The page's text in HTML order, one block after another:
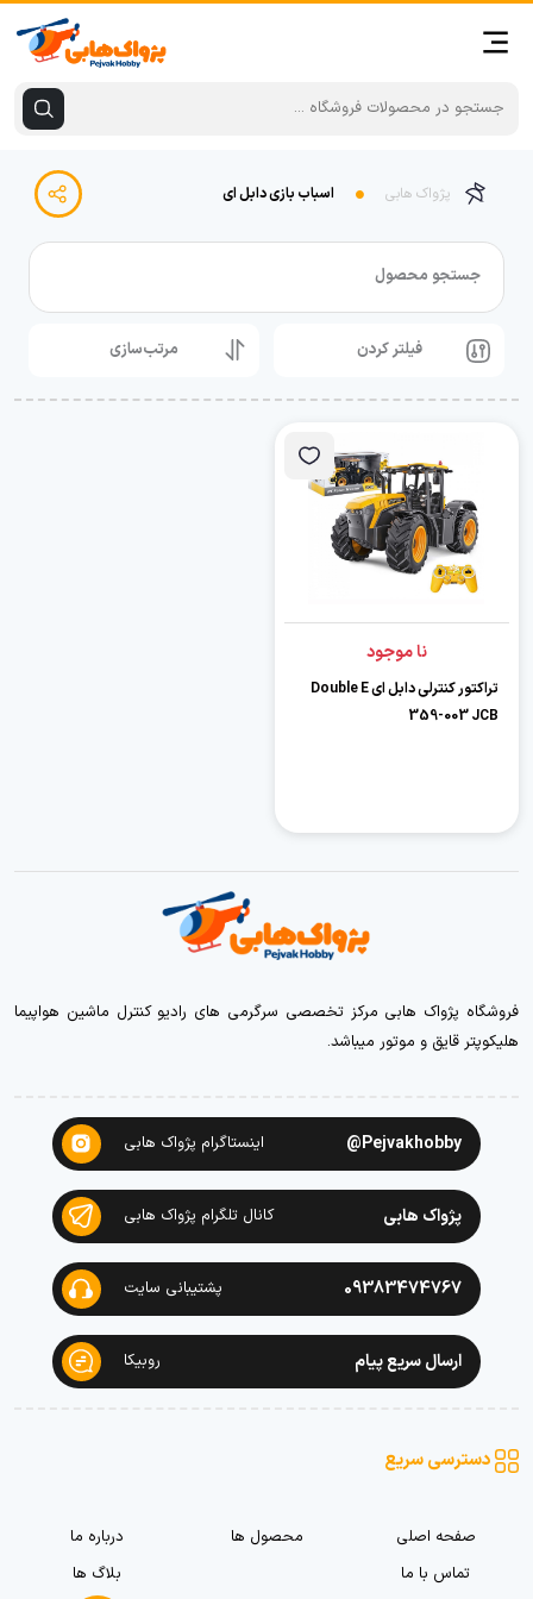
پژواک هابی اسباب بازی دابل ای
جستجو محصول
فیلتر کردن مرتب‌سازی
نا موجود
تراکتور کنترلی دابل ای Double E
359-003 JCB
فروشگاه پژواک هابی مرکز تخصصی سرگرمی های رادیو کنترل ماشین هواپیما
هلیکوپتر قایق و موتور میباشد.
Pejvakhobby@ اینستاگرام پژواک هابی
پژواک هابی کانال تلگرام پژواک هابی
09383474767 پشتیبانی سایت
ارسال سریع پیام روبیکا
دسترسی سریع
صفحه اصلی محصول ها
درباره ما
تماس با ما
بلاگ ها